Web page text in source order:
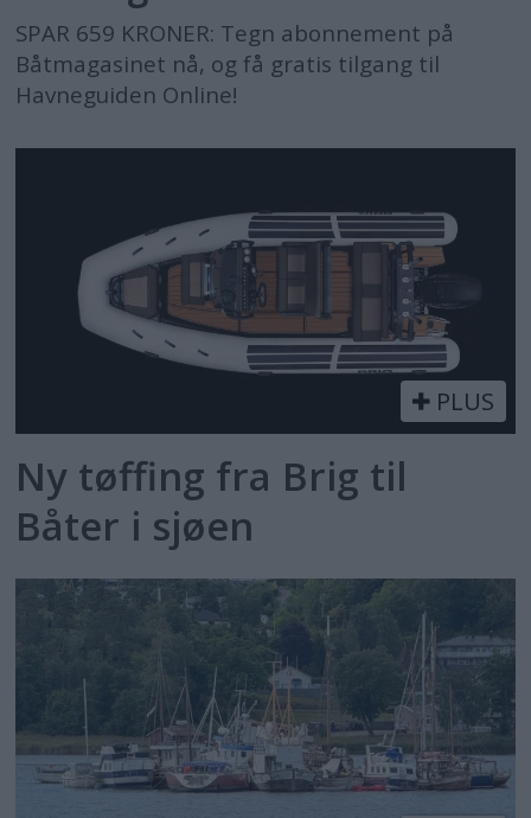
SPAR 659 KRONER: Tegn abonnement på
Båtmagasinet nå, og få gratis tilgang til
Havneguiden Online!
PLUS
Ny tøffing fra Brig til
Båter i sjøen